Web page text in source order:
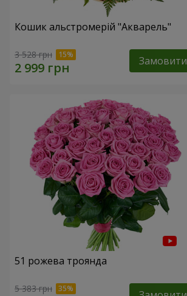
Кошик альстромерій "Акварель"
3 528 грн Замовити
51 рожева троянда
5 383 грн